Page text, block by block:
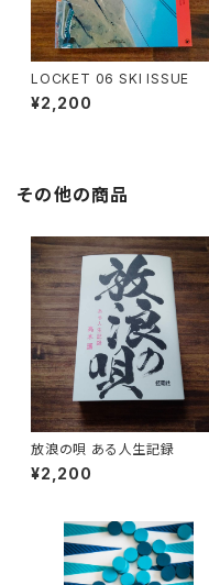
LOCKET 06 SKI ISSUE
¥2,200
その他の商品
放浪の唄 ある人生記録
¥2,200